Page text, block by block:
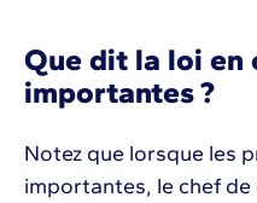
Que dit la loi en
importantes ?
Notez que lorsque les
importantes, le chef